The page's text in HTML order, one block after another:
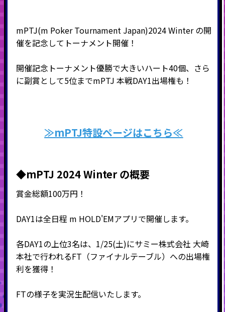
mPTJ(m Poker Tournament Japan)2024 Winter の開
催を記念してトーナメント開催！
開催記念トーナメント優勝で大きいハート40個、さら
に副賞として5位までmPTJ 本戦DAY1出場権も！
≫mPTJ特設ページはこちら≪
◆mPTJ 2024 Winter の概要
賞金総額100万円！
DAY1は全日程 m HOLD'EMアプリで開催します。
各DAY1の上位3名は、1/25(土)にサミー株式会社 大崎
本社で行われるFT（ファイナルテーブル）への出場権
利を獲得！
FTの様子を実況生配信いたします。